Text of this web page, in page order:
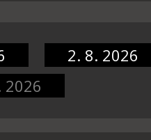
2. 8. 2026
2026